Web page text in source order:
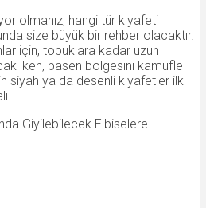
olmanız, hangi tür kıyafeti
size büyük bir rehber olacaktır.
için, topuklara kadar uzun
iken, basen bölgesini kamufle
siyah ya da desenli kıyafetler ilk
Giyilebilecek Elbiselere